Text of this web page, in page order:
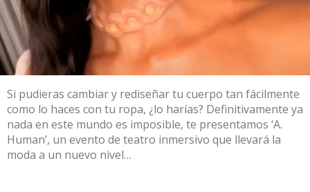
Si pudieras cambiar y rediseñar tu cuerpo tan fácilmente
como lo haces con tu ropa, ¿lo harías? Definitivamente ya
nada en este mundo es imposible, te presentamos ‘A.
Human’, un evento de teatro inmersivo que llevará la
moda a un nuevo nivel…